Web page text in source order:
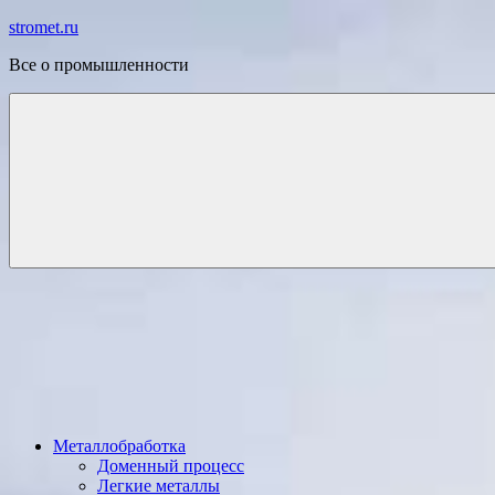
Перейти
содержимому
stromet.ru
Все о промышленности
Металлобработка
Доменный процесс
Легкие металлы